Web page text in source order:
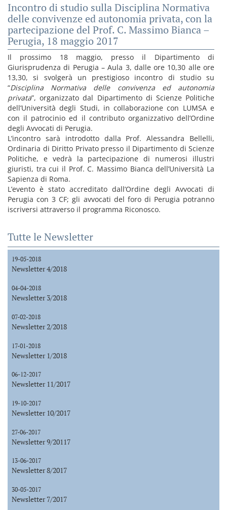
Incontro di studio sulla Disciplina Normativa
delle convivenze ed autonomia privata, con la
partecipazione del Prof. C. Massimo Bianca –
Perugia, 18 maggio 2017
Il prossimo 18 maggio, presso il Dipartimento di
Giurisprudenza di Perugia – Aula 3, dalle ore 10,30 alle ore
13,30, si svolgerà un prestigioso incontro di studio su
“Disciplina Normativa delle convivenza ed autonomia
privata”, organizzato dal Dipartimento di Scienze Politiche
dell’Università degli Studi, in collaborazione con LUMSA e
con il patrocinio ed il contributo organizzativo dell’Ordine
degli Avvocati di Perugia.
L’incontro sarà introdotto dalla Prof. Alessandra Bellelli,
Ordinaria di Diritto Privato presso il Dipartimento di Scienze
Politiche, e vedrà la partecipazione di numerosi illustri
giuristi, tra cui il Prof. C. Massimo Bianca dell’Università La
Sapienza di Roma.
L’evento è stato accreditato dall’Ordine degli Avvocati di
Perugia con 3 CF; gli avvocati del foro di Perugia potranno
iscriversi attraverso il programma Riconosco.
Tutte le Newsletter
19-05-2018
Newsletter 4/2018
04-04-2018
Newsletter 3/2018
07-02-2018
Newsletter 2/2018
17-01-2018
Newsletter 1/2018
06-12-2017
Newsletter 11/2017
19-10-2017
Newsletter 10/2017
27-06-2017
Newsletter 9/20117
13-06-2017
Newsletter 8/2017
30-05-2017
Newsletter 7/2017